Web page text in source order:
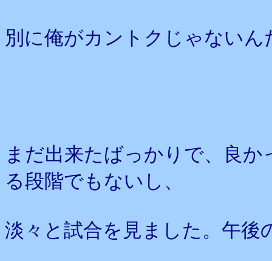
別に俺がカントクじゃないん
まだ出来たばっかりで、良
る段階でもないし、
淡々と試合を見ました。午後